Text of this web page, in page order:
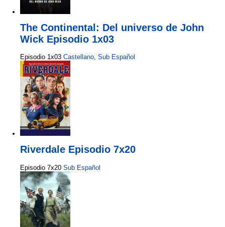
The Continental: Del universo de John
Wick Episodio 1x03
Episodio 1x03 Castellano, Sub Español
Riverdale Episodio 7x20
Episodio 7x20 Sub Español